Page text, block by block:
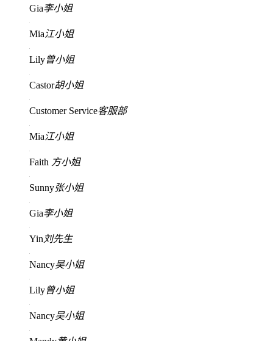
Gia李小姐
Mia江小姐
Lily曾小姐
Castor胡小姐
Customer Service客服部
Mia江小姐
Faith 方小姐
Sunny张小姐
Gia李小姐
Yin 刘先生
Nancy吴小姐
Lily曾小姐
Nancy吴小姐